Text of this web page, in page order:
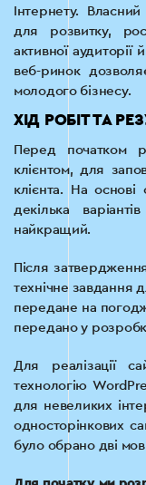
Інтернету. Власний
для розвитку,
активної аудиторії
веб-ринок
молодого бізнесу.
ХІД РОБІТ ТА
Перед початком
клієнтом, для
клієнта. На основі
декілька
найкращий.
Після
технічне завдання
передане на
передано у
Для реалізації
технологію
для невеликих
односторінкових
було обрано дві